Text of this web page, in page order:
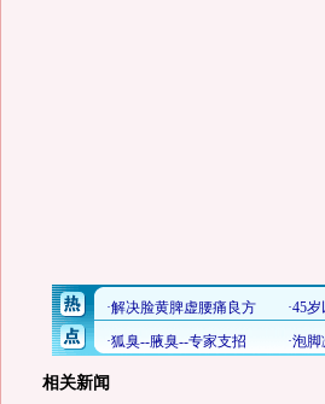
相关新闻